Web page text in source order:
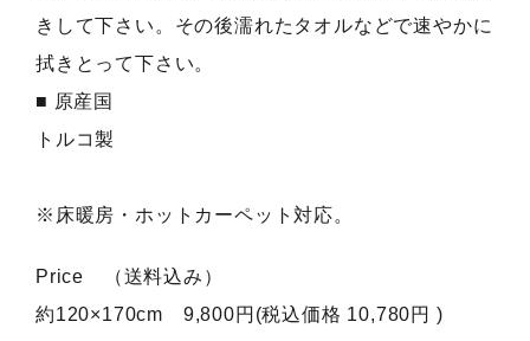
きして下さい。その後濡れたタオルなどで速やかに
拭きとって下さい。
■ 原産国
トルコ製
※床暖房・ホットカーペット対応。
Price （送料込み）
約120×170cm 9,800円(税込価格 10,780円 )